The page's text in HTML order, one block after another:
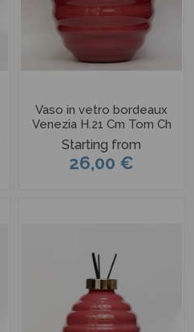
Vaso in vetro bordeaux
Venezia H.21 Cm Tom Ch
Starting from
26,00 €